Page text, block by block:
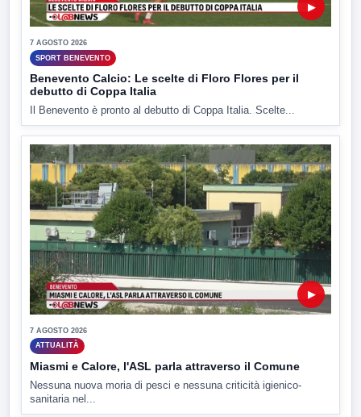
▶
7 AGOSTO 2026
SPORT BENEVENTO
Benevento Calcio: Le scelte di Floro Flores per il
debutto di Coppa Italia
Il Benevento è pronto al debutto di Coppa Italia. Scelte...
▶
7 AGOSTO 2026
ATTUALITÀ
Miasmi e Calore, l'ASL parla attraverso il Comune
Nessuna nuova moria di pesci e nessuna criticità igienico-
sanitaria nel...